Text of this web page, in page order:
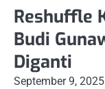
Reshuffle
Budi
Diganti
September 9, 2025